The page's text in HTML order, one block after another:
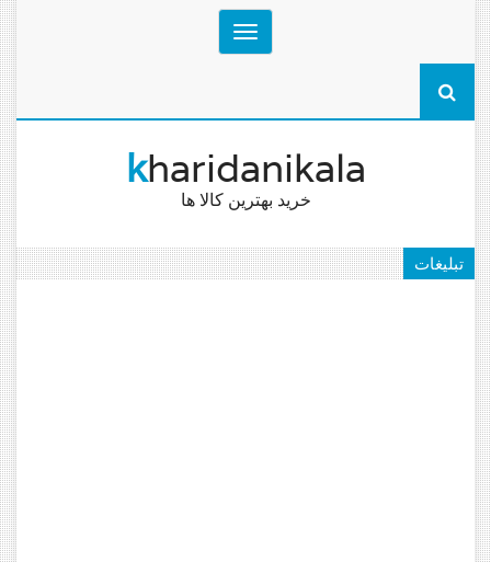
Toggle
navigation
kharidanikala
خرید بهترین کالا ها
تبلیغات